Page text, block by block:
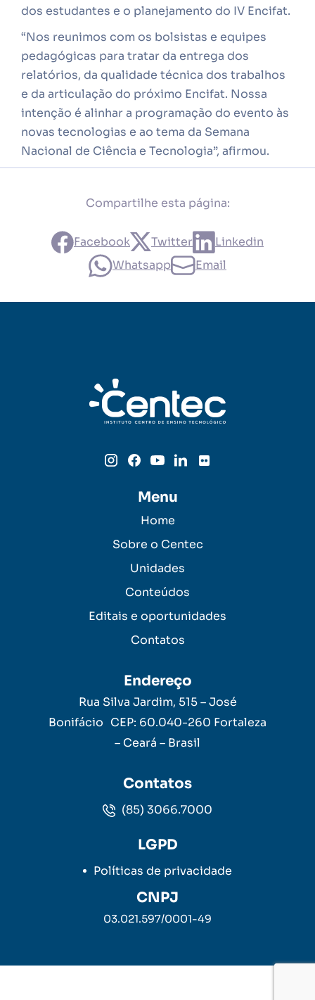
dos estudantes e o planejamento do IV Encifat.
“Nos reunimos com os bolsistas e equipes
pedagógicas para tratar da entrega dos
relatórios, da qualidade técnica dos trabalhos
e da articulação do próximo Encifat. Nossa
intenção é alinhar a programação do evento às
novas tecnologias e ao tema da Semana
Nacional de Ciência e Tecnologia”, afirmou.
Compartilhe esta página:
Facebook Twitter
Linkedin
Whatsapp
Email
Menu
Home
Sobre o Centec
Unidades
Conteúdos
Editais e oportunidades
Contatos
Endereço
Rua Silva Jardim, 515 – José
Bonifácio CEP: 60.040-260 Fortaleza
– Ceará – Brasil
Contatos
(85) 3066.7000
LGPD
Políticas de privacidade
CNPJ
03.021.597/0001-49